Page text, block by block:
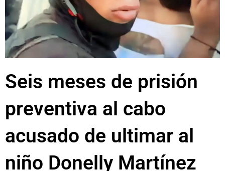
Seis meses de prisión
preventiva al cabo
acusado de ultimar al
niño Donelly Martínez